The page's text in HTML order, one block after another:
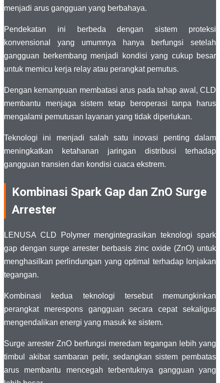
menjadi arus gangguan yang berbahaya.
Pendekatan ini berbeda dengan sistem proteksi
konvensional yang umumnya hanya berfungsi setelah
gangguan berkembang menjadi kondisi yang cukup besar
untuk memicu kerja relay atau perangkat pemutus.
Dengan kemampuan membatasi arus pada tahap awal, CLD
membantu menjaga sistem tetap beroperasi tanpa harus
mengalami pemutusan layanan yang tidak diperlukan.
Teknologi ini menjadi salah satu inovasi penting dalam
meningkatkan ketahanan jaringan distribusi terhadap
gangguan transien dan kondisi cuaca ekstrem.
Kombinasi Spark Gap dan ZnO Surge
Arrester
LENUSA CLD Polymer mengintegrasikan teknologi spark
gap dengan surge arrester berbasis zinc oxide (ZnO) untuk
menghasilkan perlindungan yang optimal terhadap lonjakan
tegangan.
Kombinasi kedua teknologi tersebut memungkinkan
perangkat merespons gangguan secara cepat sekaligus
mengendalikan energi yang masuk ke sistem.
Surge arrester ZnO berfungsi meredam tegangan lebih yang
timbul akibat sambaran petir, sedangkan sistem pembatas
arus membantu mencegah terbentuknya gangguan yang